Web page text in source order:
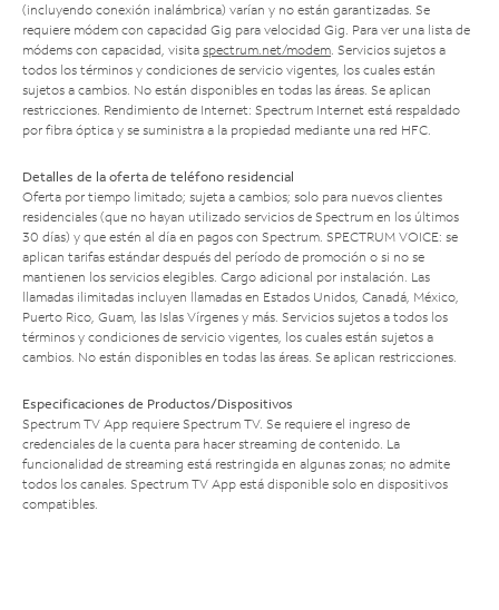
(incluyendo conexión inalámbrica) varían y no están garantizadas. Se
requiere módem con capacidad Gig para velocidad Gig. Para ver una lista de
módems con capacidad, visita spectrum.net/modem. Servicios sujetos a
todos los términos y condiciones de servicio vigentes, los cuales están
sujetos a cambios. No están disponibles en todas las áreas. Se aplican
restricciones. Rendimiento de Internet: Spectrum Internet está respaldado
por fibra óptica y se suministra a la propiedad mediante una red HFC.
Detalles de la oferta de teléfono residencial
Oferta por tiempo limitado; sujeta a cambios; solo para nuevos clientes
residenciales (que no hayan utilizado servicios de Spectrum en los últimos
30 días) y que estén al día en pagos con Spectrum. SPECTRUM VOICE: se
aplican tarifas estándar después del período de promoción o si no se
mantienen los servicios elegibles. Cargo adicional por instalación. Las
llamadas ilimitadas incluyen llamadas en Estados Unidos, Canadá, México,
Puerto Rico, Guam, las Islas Vírgenes y más. Servicios sujetos a todos los
términos y condiciones de servicio vigentes, los cuales están sujetos a
cambios. No están disponibles en todas las áreas. Se aplican restricciones.
Especificaciones de Productos/Dispositivos
Spectrum TV App requiere Spectrum TV. Se requiere el ingreso de
credenciales de la cuenta para hacer streaming de contenido. La
funcionalidad de streaming está restringida en algunas zonas; no admite
todos los canales. Spectrum TV App está disponible solo en dispositivos
compatibles.